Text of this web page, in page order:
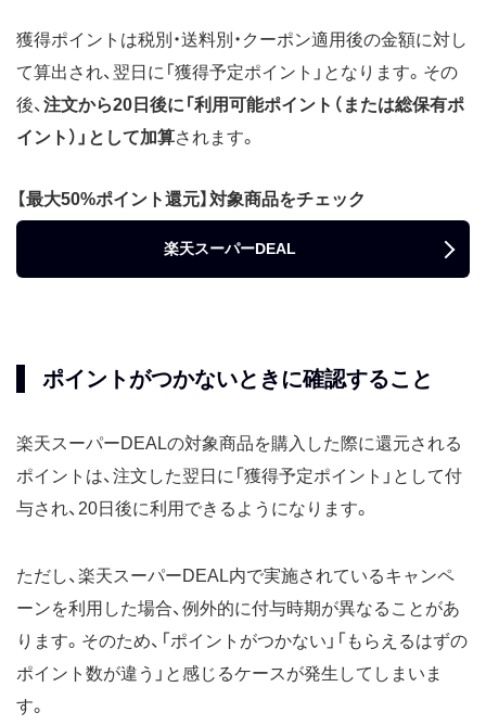
獲得ポイントは税別・送料別・クーポン適用後の金額に対し
て算出され、翌日に「獲得予定ポイント」となります。その
後、 注文から20日後に「利用可能ポイント（または総保有ポ
イント）」として加算されます。
【最大50%ポイント還元】対象商品をチェック
楽天スーパーDEAL
ポイントがつかないときに確認すること
楽天スーパーDEALの対象商品を購入した際に還元される
ポイントは、注文した翌日に「獲得予定ポイント」として付
与され、20日後に利用できるようになります。
ただし、楽天スーパーDEAL内で実施されているキャンペ
ーンを利用した場合、例外的に付与時期が異なることがあ
ります。そのため、「ポイントがつかない」「もらえるはずの
ポイント数が違う」と感じるケースが発生してしまいま
す。